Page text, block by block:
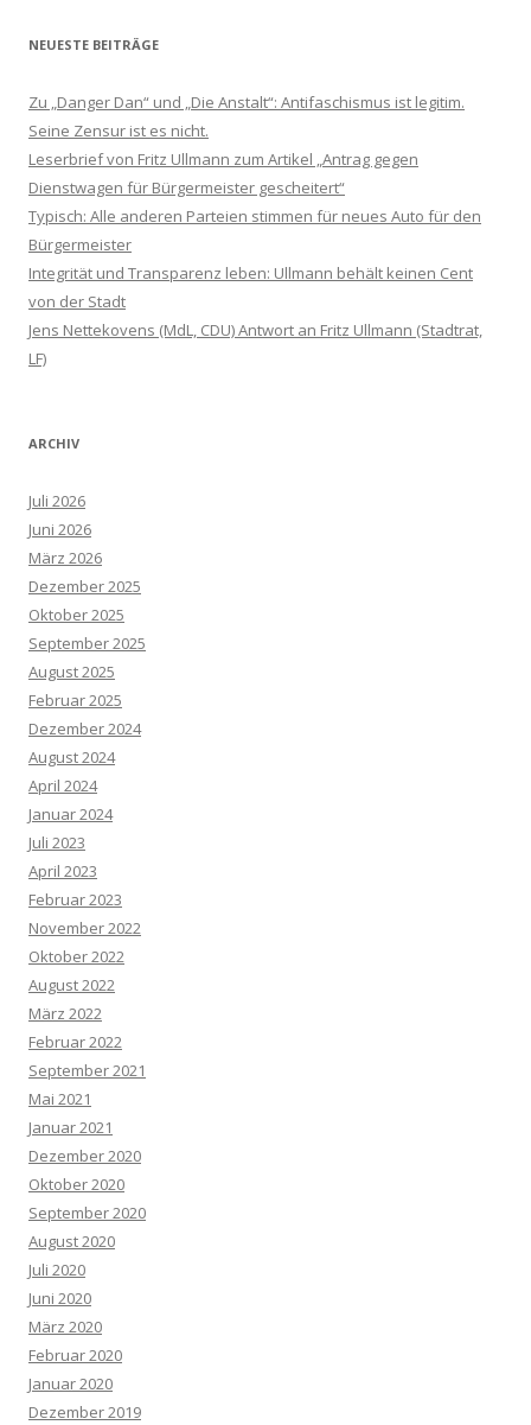
NEUESTE BEITRÄGE
Zu „Danger Dan“ und „Die Anstalt“: Antifaschismus ist legitim.
Seine Zensur ist es nicht.
Leserbrief von Fritz Ullmann zum Artikel „Antrag gegen
Dienstwagen für Bürgermeister gescheitert“
Typisch: Alle anderen Parteien stimmen für neues Auto für den
Bürgermeister
Integrität und Transparenz leben: Ullmann behält keinen Cent
von der Stadt
Jens Nettekovens (MdL, CDU) Antwort an Fritz Ullmann (Stadtrat,
LF)
ARCHIV
Juli 2026
Juni 2026
März 2026
Dezember 2025
Oktober 2025
September 2025
August 2025
Februar 2025
Dezember 2024
August 2024
April 2024
Januar 2024
Juli 2023
April 2023
Februar 2023
November 2022
Oktober 2022
August 2022
März 2022
Februar 2022
September 2021
Mai 2021
Januar 2021
Dezember 2020
Oktober 2020
September 2020
August 2020
Juli 2020
Juni 2020
März 2020
Februar 2020
Januar 2020
Dezember 2019